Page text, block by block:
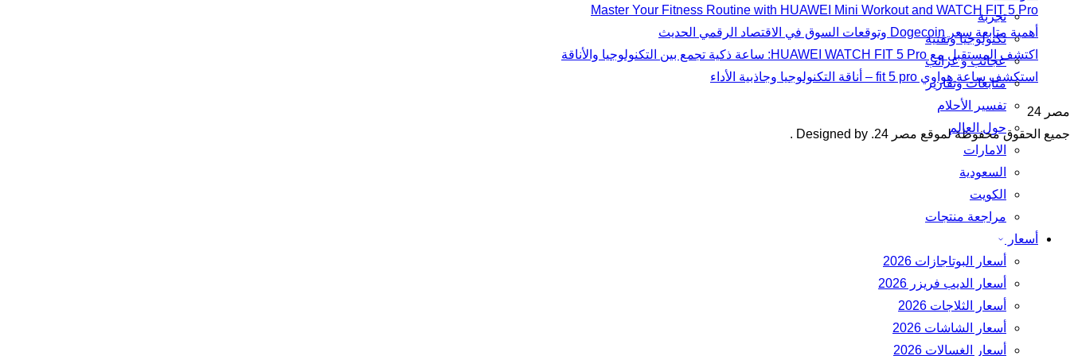
تجربة
تكنولوجيا وتقنية
عجائب و غرائب
متابعات وتقارير
تفسير الأحلام
حول العالم
الامارات
السعودية
الكويت
مراجعة منتجات
أسعار
أسعار البوتاجازات 2026
أسعار الديب فريزر 2026
أسعار الثلاجات 2026
أسعار الشاشات 2026
أسعار الغسالات 2026
Master Your Fitness Routine with HUAWEI Mini Workout and WATCH FIT 5 Pro
أهمية متابعة سعر Dogecoin وتوقعات السوق في الاقتصاد الرقمي الحديث
اكتشف المستقبل مع HUAWEI WATCH FIT 5 Pro: ساعة ذكية تجمع بين التكنولوجيا والأناقة
استكشف ساعة هواوي fit 5 pro – أناقة التكنولوجيا وجاذبية الأداء
مصر 24
جميع الحقوق محفوظة لموقع مصر 24. Designed by
.